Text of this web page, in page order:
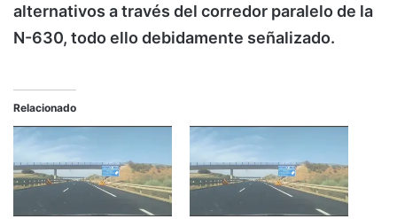
alternativos a través del corredor paralelo de la
N-630, todo ello debidamente señalizado.
Relacionado